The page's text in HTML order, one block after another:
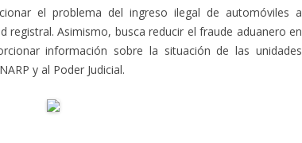
el problema del ingreso ilegal de automóviles a
registral. Asimismo, busca reducir el fraude aduanero en
información sobre la situación de las unidades
y al Poder Judicial.